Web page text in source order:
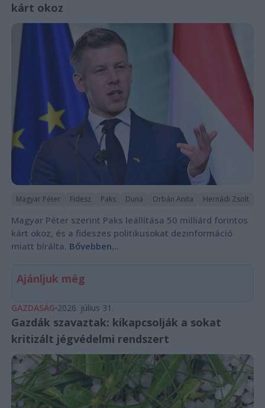
kárt okoz
Magyar Péter Fidesz Paks Duna Orbán Anita Hernádi Zsolt
Magyar Péter szerint Paks leállítása 50 milliárd forintos
kárt okoz, és a fideszes politikusokat dezinformáció
miatt bírálta. Bővebben...
Ajánljuk még
GAZDASÁG 2026. július 31.
Gazdák szavaztak: kikapcsolják a sokat
kritizált jégvédelmi rendszert